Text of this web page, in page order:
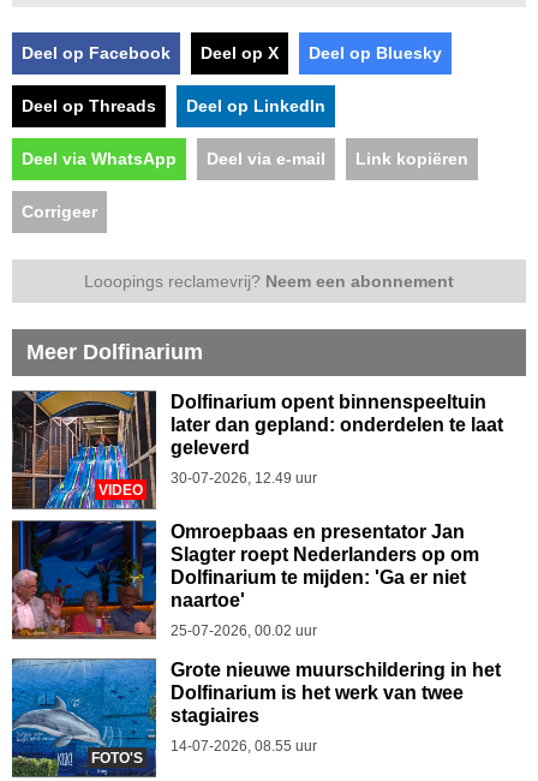
Deel op Facebook Deel op X Deel op Bluesky
Deel op Threads Deel op LinkedIn
Deel via WhatsApp Deel via e-mail Link kopiëren
Corrigeer
Looopings reclamevrij? Neem een abonnement
Meer Dolfinarium
VIDEO
Dolfinarium opent binnenspeeltuin
later dan gepland: onderdelen te laat
geleverd
30-07-2026, 12.49 uur
Omroepbaas en presentator Jan
Slagter roept Nederlanders op om
Dolfinarium te mijden: 'Ga er niet
naartoe'
25-07-2026, 00.02 uur
FOTO'S
Grote nieuwe muurschildering in het
Dolfinarium is het werk van twee
stagiaires
14-07-2026, 08.55 uur